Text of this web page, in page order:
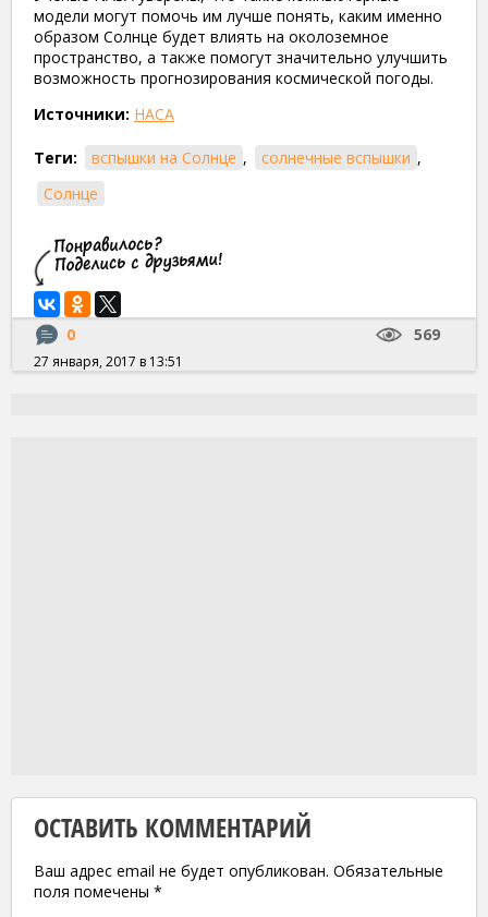
модели могут помочь им лучше понять, каким именно
образом Солнце будет влиять на околоземное
пространство, а также помогут значительно улучшить
возможность прогнозирования космической погоды.
Источники: НАСА
Теги: вспышки на Солнце , солнечные вспышки ,
Солнце
0 569
27 января, 2017 в 13:51
ОСТАВИТЬ КОММЕНТАРИЙ
Ваш адрес email не будет опубликован. Обязательные
поля помечены *